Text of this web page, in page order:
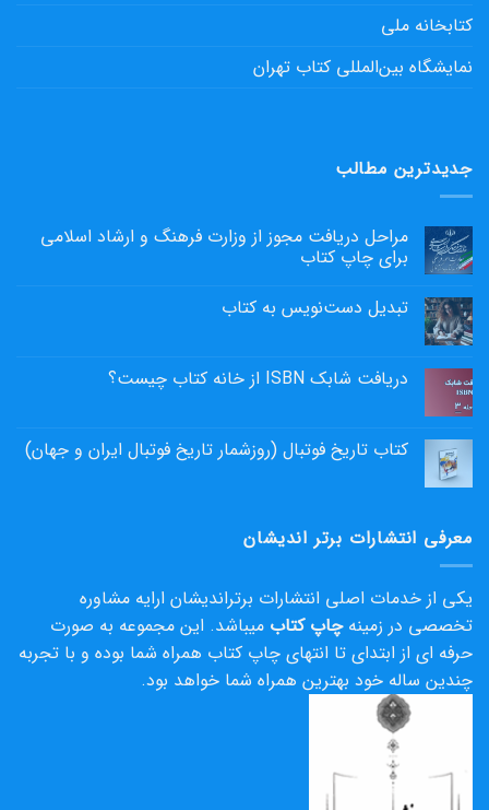
کتابخانه ملی
نمایشگاه بین‌المللی کتاب تهران
جدیدترین مطالب
مراحل دریافت مجوز از وزارت فرهنگ و ارشاد اسلامی
برای چاپ کتاب
تبدیل دست‌نویس به کتاب
دریافت شابک ISBN از خانه کتاب چیست؟
کتاب تاریخ فوتبال (روزشمار تاریخ فوتبال ایران و جهان)
معرفی انتشارات برتر اندیشان
یکی از خدمات اصلی انتشارات برتراندیشان ارایه مشاوره
تخصصی در زمینهچاپ کتاب میباشد. این مجموعه به صورت
حرفه ای از ابتدای تا انتهای چاپ کتاب همراه شما بوده و با تجربه
چندین ساله خود بهترین همراه شما خواهد بود.